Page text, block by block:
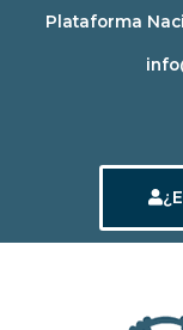
Plataforma